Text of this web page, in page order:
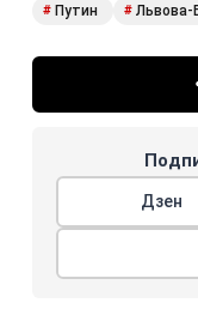
# Путин # Львова-
Дзен